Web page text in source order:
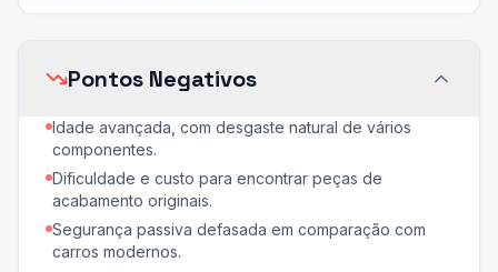
Pontos Negativos
Idade avançada, com desgaste natural de vários
componentes.
Dificuldade e custo para encontrar peças de
acabamento originais.
Segurança passiva defasada em comparação com
carros modernos.